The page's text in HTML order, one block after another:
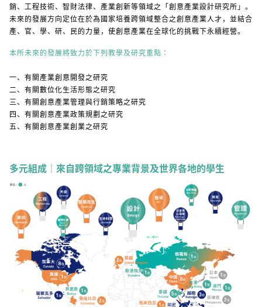
銷、工程技術、智財法律、產業創新等領域之「創意產業設計研究所」。
未來的發展方向定位在於為國家培養跨領域整合之創意產業人才，並結合
產、官、學、研、民的力量，使創意產業在全球化的挑戰下永續經營。
本所未來的發展將致力於下列教學及研究重點：
一、有關產業創意開發之研究
二、有關數位化生活形態之研究
三、有關創意產業管理與行銷策略之研究
四、有關創意產業政策規劃之研究
五、有關創意產業創業之研究
多元組成｜來自跨領域之專業背景及世界各地的學生